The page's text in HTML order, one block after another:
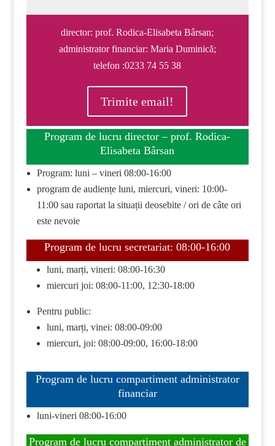
director: prof. Rodica-Elisabeta Bârsan;
administrator financiar: Maria Duminică;
telefon :0233 74 55 38
Trimite email!
Program de lucru director – prof. Rodica-
Elisabeta Bârsan
Program: luni – vineri 08:00-16:00
program de audiențe luni, miercuri, vineri: 10:00-
11:00 sau raportat la situații deosebite / ori de câte ori
este nevoie
Program de lucru secretariat: 08:00-16:00
luni, marți, vineri: 08:00-16:30
miercuri joi: 08:00-11:00, 12:30-18:00
Pentru public:
luni, marți, vinei: 08:00-09:00
miercuri, joi: 08:00-09:00, 16:00-18:00
Program de lucru compartiment administrator
financiar
luni-vineri 08:00-16:00
Program de lucru compartiment administrator de